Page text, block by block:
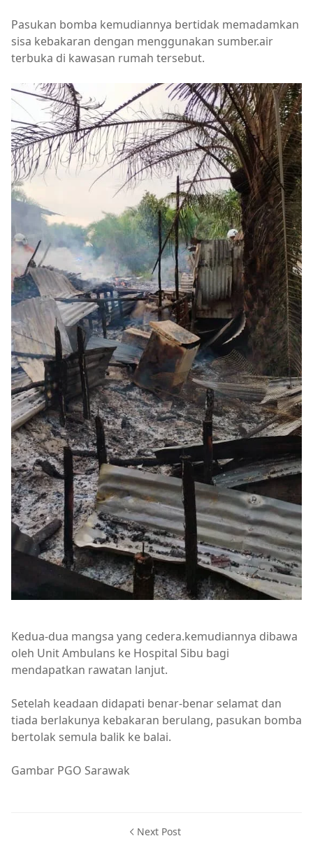
Pasukan bomba kemudiannya bertidak memadamkan
sisa kebakaran dengan menggunakan sumber.air
terbuka di kawasan rumah tersebut.
Kedua-dua mangsa yang cedera.kemudiannya dibawa
oleh Unit Ambulans ke Hospital Sibu bagi
mendapatkan rawatan lanjut.
Setelah keadaan didapati benar-benar selamat dan
tiada berlakunya kebakaran berulang, pasukan bomba
bertolak semula balik ke balai.
Gambar PGO Sarawak
Next Post